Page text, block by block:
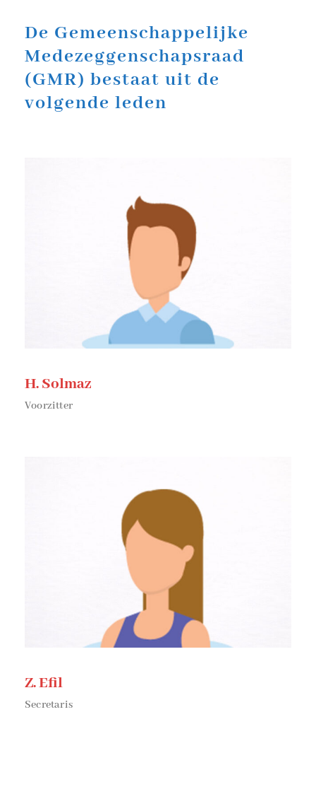
De Gemeenschappelijke
Medezeggenschapsraad
(GMR) bestaat uit de
volgende leden
H. Solmaz
Voorzitter
Z. Efil
Secretaris